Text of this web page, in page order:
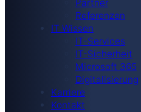
Partner
Referenzen
IT Wissen
IT-Services
IT-Sicherheit
Microsoft 365
Digitalisierung
Karriere
Kontakt